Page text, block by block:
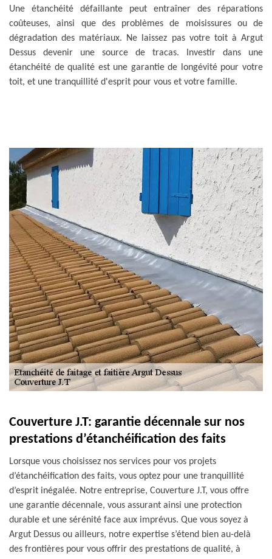
Une étanchéité défaillante peut entraîner des réparations
coûteuses, ainsi que des problèmes de moisissures ou de
dégradation des matériaux. Ne laissez pas votre toit à Argut
Dessus devenir une source de tracas. Investir dans une
étanchéité de qualité est une garantie de longévité pour votre
toit, et une tranquillité d'esprit pour vous et votre famille.
Couverture J.T: garantie décennale sur nos
prestations d’étanchéification des faits
Lorsque vous choisissez nos services pour vos projets
d’étanchéification des faits, vous optez pour une tranquillité
d’esprit inégalée. Notre entreprise, Couverture J.T, vous offre
une garantie décennale, vous assurant ainsi une protection
durable et une sérénité face aux imprévus. Que vous soyez à
Argut Dessus ou ailleurs, notre expertise s’étend bien au-delà
des frontières pour vous offrir des prestations de qualité, à